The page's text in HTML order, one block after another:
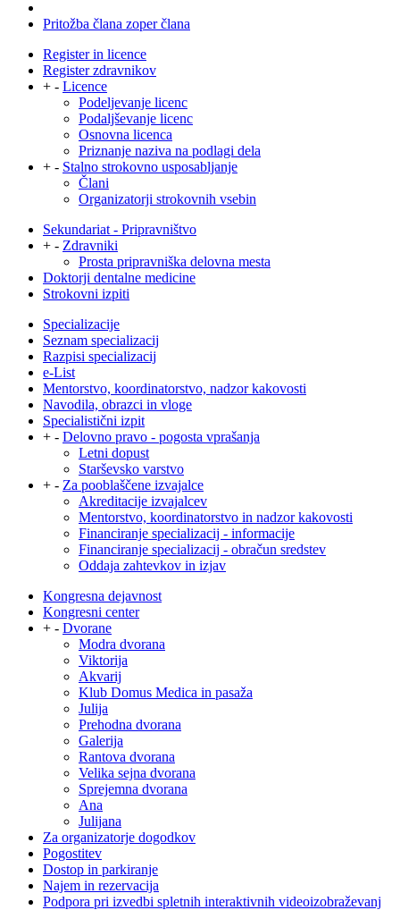
Pritožba člana zoper člana
Register in licence
Register zdravnikov
+ - Licence
Podeljevanje licenc
Podaljševanje licenc
Osnovna licenca
Priznanje naziva na podlagi dela
+ - Stalno strokovno usposabljanje
Člani
Organizatorji strokovnih vsebin
Sekundariat - Pripravništvo
+ - Zdravniki
Prosta pripravniška delovna mesta
Doktorji dentalne medicine
Strokovni izpiti
Specializacije
Seznam specializacij
Razpisi specializacij
e-List
Mentorstvo, koordinatorstvo, nadzor kakovosti
Navodila, obrazci in vloge
Specialistični izpit
+ - Delovno pravo - pogosta vprašanja
Letni dopust
Starševsko varstvo
+ - Za pooblaščene izvajalce
Akreditacije izvajalcev
Mentorstvo, koordinatorstvo in nadzor kakovosti
Financiranje specializacij - informacije
Financiranje specializacij - obračun sredstev
Oddaja zahtevkov in izjav
Kongresna dejavnost
Kongresni center
+ - Dvorane
Modra dvorana
Viktorija
Akvarij
Klub Domus Medica in pasaža
Julija
Prehodna dvorana
Galerija
Rantova dvorana
Velika sejna dvorana
Sprejemna dvorana
Ana
Julijana
Za organizatorje dogodkov
Pogostitev
Dostop in parkiranje
Najem in rezervacija
Podpora pri izvedbi spletnih interaktivnih videoizobraževanj